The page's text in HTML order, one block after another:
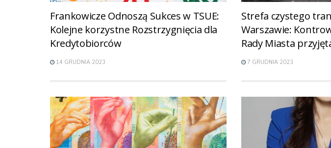
Frankowicze Odnoszą Sukces w TSUE:
Kolejne korzystne Rozstrzygnięcia dla
Kredytobiorców
14 GRUDNIA 2023
Strefa czystego
Warszawie:
Rady Miasta
7 GRUDNIA 2023